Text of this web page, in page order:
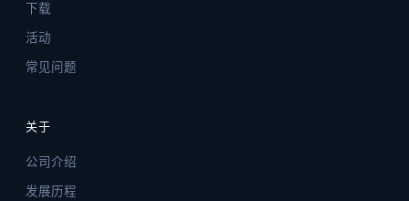
下载
活动
常见问题
关于
公司介绍
发展历程